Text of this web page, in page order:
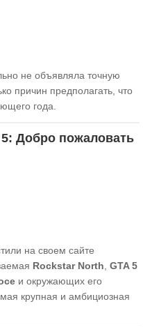
не объявляла точную
причин предполагать, что
года.
Добро пожаловать
на своем сайте
Rockstar North GTA 5
и окружающих его
крупная и амбициозная